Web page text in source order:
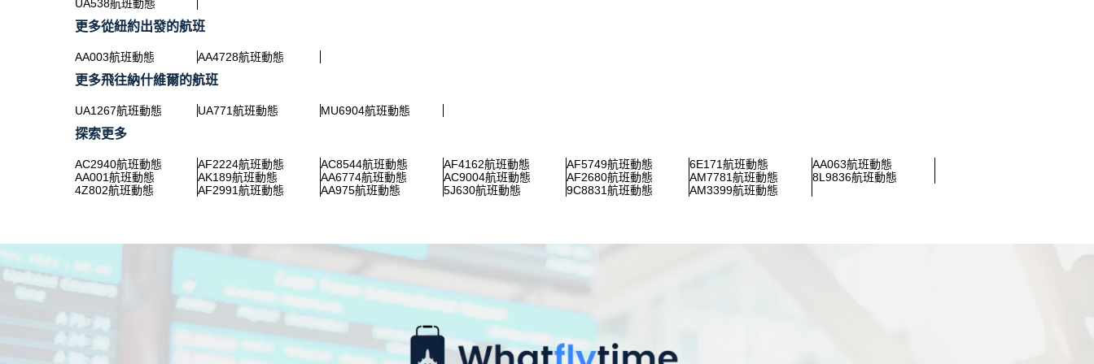
UA538航班動態
更多從紐約出發的航班
AA003航班動態 AA4728航班動態
更多飛往納什維爾的航班
UA1267航班動態 UA771航班動態 MU6904航班動態
探索更多
AC2940航班動態 AF2224航班動態 AC8544航班動態 AF4162航班動態 AF5749航班動態 6E171航班動態
AA063航班動態
AA001航班動態
AK189航班動態 AA6774航班動態 AC9004航班動態 AF2680航班動態 AM7781航班動態
8L9836航班動態
4Z802航班動態
AF2991航班動態 AA975航班動態 5J630航班動態 9C8831航班動態 AM3399航班動態